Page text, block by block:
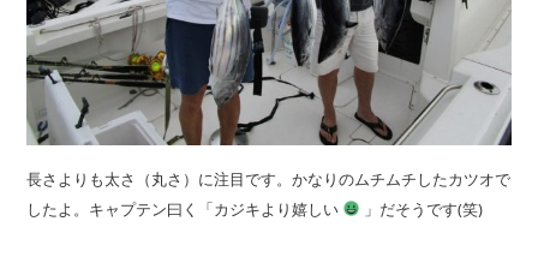
長さよりも太さ（丸さ）に注目です。かなりのムチムチしたカツオで
したよ。キャプテン曰く「カジキより嬉しい
」だそうです(笑)